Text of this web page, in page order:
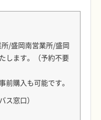
/盛岡南営業所/盛岡
します。（予約不要
購入も可能です。
窓口）